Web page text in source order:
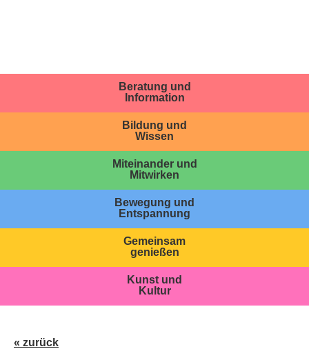
Beratung und
Information
Bildung und
Wissen
Miteinander und
Mitwirken
Bewegung und
Entspannung
Gemeinsam
genießen
Kunst und
Kultur
« zurück